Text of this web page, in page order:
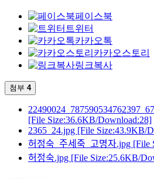
페이스북
트위터
카카오톡
카카오스토리
링크복사
첨부 4
[File Size:36.6KB/Download:28]
2365_24.jpg [File Size:43.9KB/
허정숙_주세죽_고명자.jpg [File
허정숙.jpg [File Size:25.6KB/